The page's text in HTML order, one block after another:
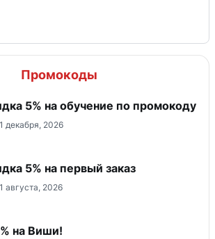
Промокоды
5% на обучение по промокоду
декабря, 2026
5% на первый заказ
августа, 2026
на Виши!